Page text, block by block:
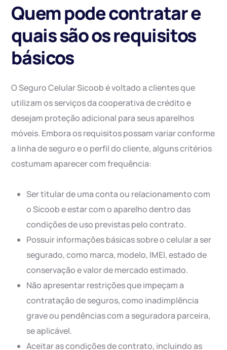
Quem pode contratar e
quais são os requisitos
básicos
O Seguro Celular Sicoob é voltado a clientes que
utilizam os serviços da cooperativa de crédito e
desejam proteção adicional para seus aparelhos
móveis. Embora os requisitos possam variar conforme
a linha de seguro e o perfil do cliente, alguns critérios
costumam aparecer com frequência:
Ser titular de uma conta ou relacionamento com
o Sicoob e estar com o aparelho dentro das
condições de uso previstas pelo contrato.
Possuir informações básicas sobre o celular a ser
segurado, como marca, modelo, IMEI, estado de
conservação e valor de mercado estimado.
Não apresentar restrições que impeçam a
contratação de seguros, como inadimplência
grave ou pendências com a seguradora parceira,
se aplicável.
Aceitar as condições de contrato, incluindo as